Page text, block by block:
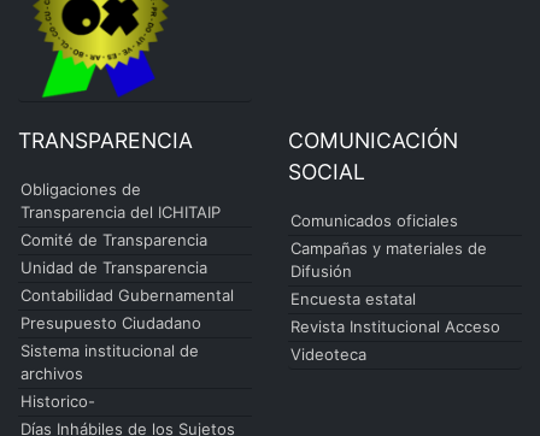
TRANSPARENCIA
Obligaciones de
Transparencia del ICHITAIP
Comité de Transparencia
Unidad de Transparencia
Contabilidad Gubernamental
Presupuesto Ciudadano
Sistema institucional de
archivos
Historico-
Días Inhábiles de los Sujetos
COMUNICACIÓN
SOCIAL
Comunicados oficiales
Campañas y materiales de
Difusión
Encuesta estatal
Revista Institucional Acceso
Videoteca